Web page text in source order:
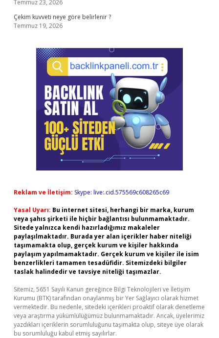
Temmuz 23, 2026
Çekim kuvveti neye göre belirlenir ?
Temmuz 19, 2026
Reklam ve İletişim: Skype: live:.cid.575569c608265c69
Yasal Uyarı: Bu internet sitesi, herhangi bir marka, kurum
veya şahıs şirketi ile hiçbir bağlantısı bulunmamaktadır.
Sitede yalnızca kendi hazırladığımız makaleler
paylaşılmaktadır. Burada yer alan içerikler haber niteliği
taşımamakta olup, gerçek kurum ve kişiler hakkında
paylaşım yapılmamaktadır. Gerçek kurum ve kişiler ile isim
benzerlikleri tamamen tesadüfidir. Sitemizdeki bilgiler
taslak halindedir ve tavsiye niteliği taşımazlar.
Sitemiz, 5651 Sayılı Kanun gereğince Bilgi Teknolojileri ve İletişim
Kurumu (BTK) tarafından onaylanmış bir Yer Sağlayıcı olarak hizmet
vermektedir. Bu nedenle, sitedeki içerikleri proaktif olarak denetleme
veya araştırma yükümlülüğümüz bulunmamaktadır. Ancak, üyelerimiz
yazdıkları içeriklerin sorumluluğunu taşımakta olup, siteye üye olarak
bu sorumluluğu kabul etmiş sayılırlar.